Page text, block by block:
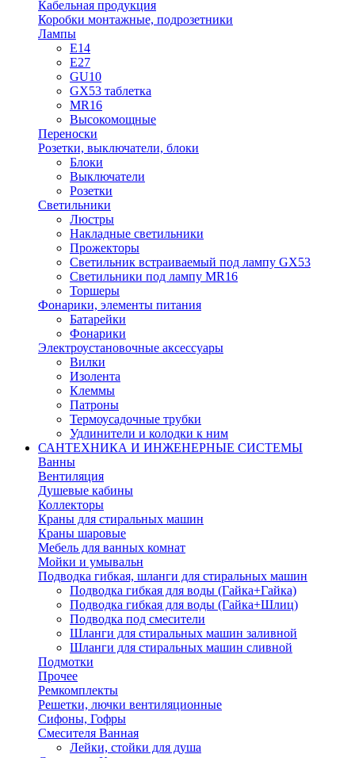
Кабельная продукция
Коробки монтажные, подрозетники
Лампы
E14
E27
GU10
GX53 таблетка
MR16
Высокомощные
Переноски
Розетки, выключатели, блоки
Блоки
Выключатели
Розетки
Светильники
Люстры
Накладные светильники
Прожекторы
Светильник встраиваемый под лампу GX53
Светильники под лампу MR16
Торшеры
Фонарики, элементы питания
Батарейки
Фонарики
Электроустановочные аксессуары
Вилки
Изолента
Клеммы
Патроны
Термоусадочные трубки
Удлинители и колодки к ним
САНТЕХНИКА И ИНЖЕНЕРНЫЕ СИСТЕМЫ
Ванны
Вентиляция
Душевые кабины
Коллекторы
Краны для стиральных машин
Краны шаровые
Мебель для ванных комнат
Мойки и умывальн
Подводка гибкая, шланги для стиральных машин
Подводка гибкая для воды (Гайка+Гайка)
Подводка гибкая для воды (Гайка+Шлиц)
Подводка под смесители
Шланги для стиральных машин заливной
Шланги для стиральных машин сливной
Подмотки
Прочее
Ремкомплекты
Решетки, лючки вентиляционные
Сифоны, Гофры
Смесителя Ванная
Лейки, стойки для душа